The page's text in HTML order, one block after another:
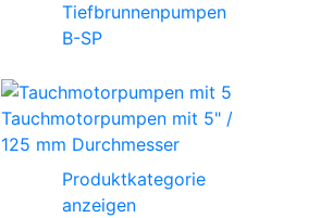
Tiefbrunnenpumpen
B-SP
Tauchmotorpumpen mit 5" /
125 mm Durchmesser
Produktkategorie
anzeigen